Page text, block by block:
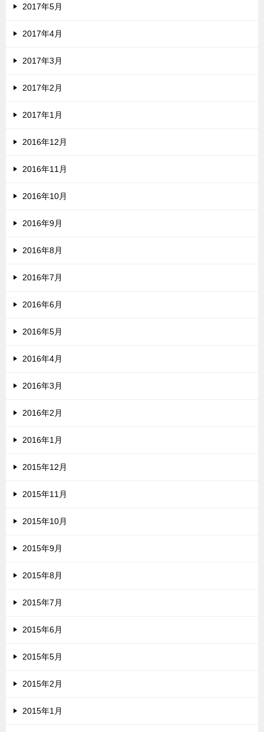
2017年5月
2017年4月
2017年3月
2017年2月
2017年1月
2016年12月
2016年11月
2016年10月
2016年9月
2016年8月
2016年7月
2016年6月
2016年5月
2016年4月
2016年3月
2016年2月
2016年1月
2015年12月
2015年11月
2015年10月
2015年9月
2015年8月
2015年7月
2015年6月
2015年5月
2015年2月
2015年1月